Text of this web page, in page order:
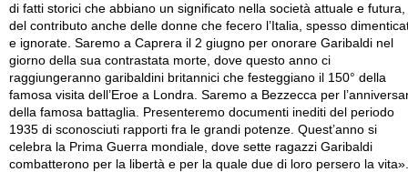
di fatti storici che abbiano un significato nella società attuale e futura,
del contributo anche delle donne che fecero l’Italia, spesso
e ignorate. Saremo a Caprera il 2 giugno per onorare Garibaldi nel
giorno della sua contrastata morte, dove questo anno ci
raggiungeranno garibaldini britannici che festeggiano il 150° della
famosa visita dell’Eroe a Londra. Saremo a Bezzecca per
della famosa battaglia. Presenteremo documenti inediti del periodo
1935 di sconosciuti rapporti fra le grandi potenze. Quest’anno si
celebra la Prima Guerra mondiale, dove sette ragazzi Garibaldi
combatterono per la libertà e per la quale due di loro persero la vita».